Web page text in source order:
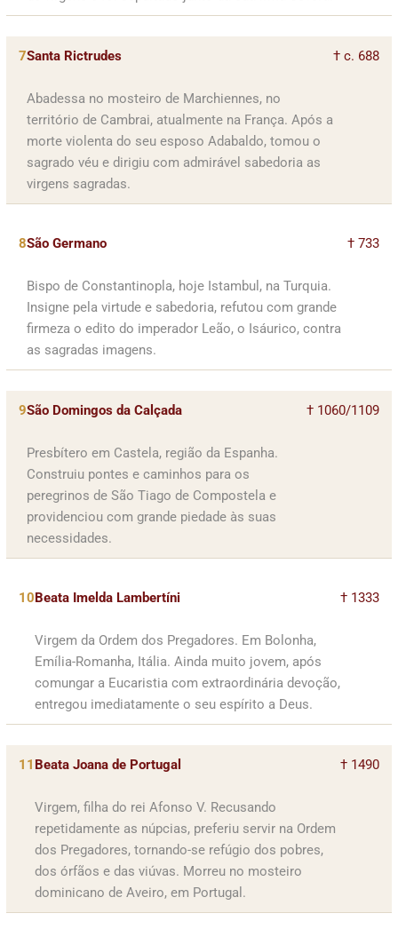
7Santa Rictrudes
Abadessa no mosteiro de Marchiennes, no
território de Cambrai, atualmente na França. Após a
morte violenta do seu esposo Adabaldo, tomou o
sagrado véu e dirigiu com admirável sabedoria as
virgens sagradas.
† c. 688
8São Germano
Bispo de Constantinopla, hoje Istambul, na Turquia.
Insigne pela virtude e sabedoria, refutou com grande
firmeza o edito do imperador Leão, o Isáurico, contra
as sagradas imagens.
† 733
9São Domingos da Calçada
Presbítero em Castela, região da Espanha.
Construiu pontes e caminhos para os
peregrinos de São Tiago de Compostela e
providenciou com grande piedade às suas
necessidades.
† 1060/1109
10 Beata Imelda Lambertíni
Virgem da Ordem dos Pregadores. Em Bolonha,
Emília-Romanha, Itália. Ainda muito jovem, após
comungar a Eucaristia com extraordinária devoção,
entregou imediatamente o seu espírito a Deus.
† 1333
11 Beata Joana de Portugal
Virgem, filha do rei Afonso V. Recusando
repetidamente as núpcias, preferiu servir na Ordem
dos Pregadores, tornando-se refúgio dos pobres,
dos órfãos e das viúvas. Morreu no mosteiro
dominicano de Aveiro, em Portugal.
† 1490